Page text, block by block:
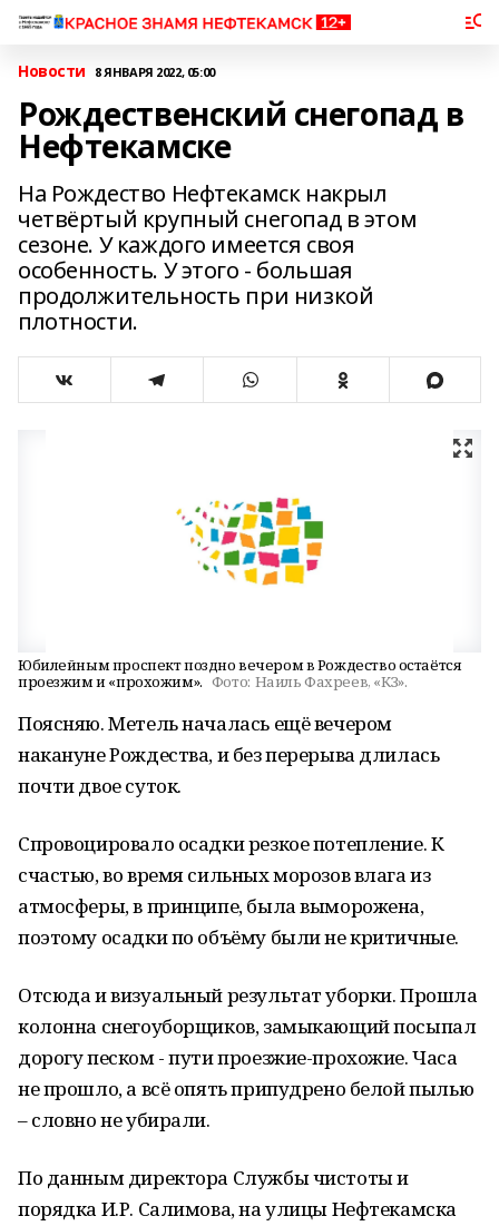
Новости 8 ЯНВАРЯ 2022, 05:00
Рождественский снегопад в
Нефтекамске
На Рождество Нефтекамск накрыл
четвёртый крупный снегопад в этом
сезоне. У каждого имеется своя
особенность. У этого - большая
продолжительность при низкой
плотности.
Юбилейным проспект поздно вечером в Рождество остаётся
проезжим и «прохожим». Фото: Наиль Фахреев, «КЗ».
Поясняю. Метель началась ещё вечером
накануне Рождества, и без перерыва длилась
почти двое суток.
Спровоцировало осадки резкое потепление. К
счастью, во время сильных морозов влага из
атмосферы, в принципе, была выморожена,
поэтому осадки по объёму были не критичные.
Отсюда и визуальный результат уборки. Прошла
колонна снегоуборщиков, замыкающий посыпал
дорогу песком - пути проезжие-прохожие. Часа
не прошло, а всё опять припудрено белой пылью
– словно не убирали.
По данным директора Службы чистоты и
порядка И.Р. Салимова, на улицы Нефтекамска